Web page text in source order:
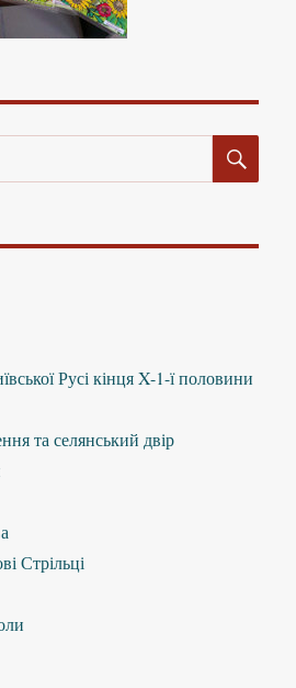
Русі кінця X-1-ї половини
та селянський двір
Стрільці